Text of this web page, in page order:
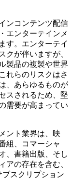
ンコンテンツ配信
エンターテインメ
す。エンターテイ
クが伴いますが、
製品の複製や世界
れらのリスクはさ
、あらゆるものが
スされるため、堅
需要が高まってい
ント業界は、映
組、コマーシャ
、書籍出版、そし
アの存在を含む、
スクリプション